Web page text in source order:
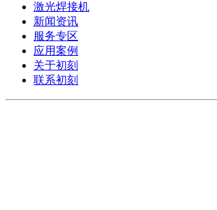
激光焊接机
新闻资讯
服务专区
应用案例
关于初刻
联系初刻